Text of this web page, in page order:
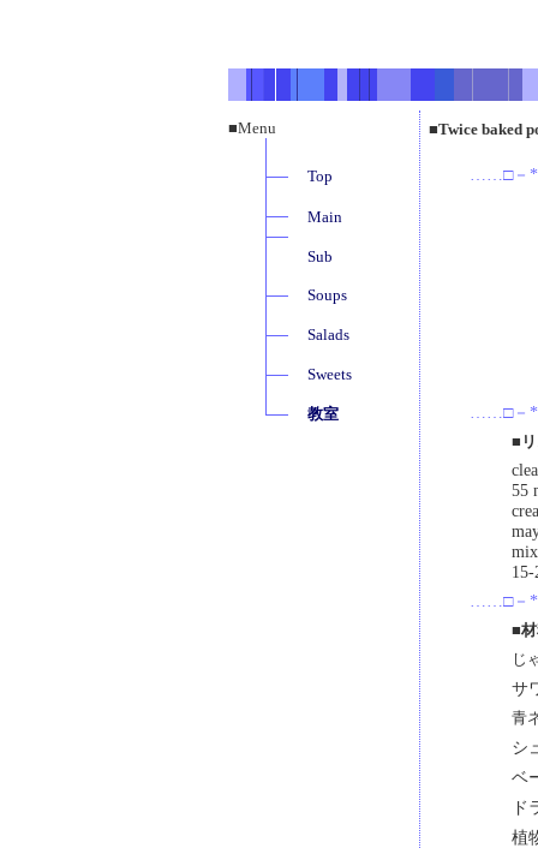
■Menu
Top
Main
Sub
Soups
Salads
Sweets
教室
■Twice baked
……□－
……□－
■
55
15-
……□－
■
じ
サ
青
シ
ベ
ド
植